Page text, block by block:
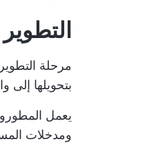
مرحلة
بتحويلها إلى
يعمل